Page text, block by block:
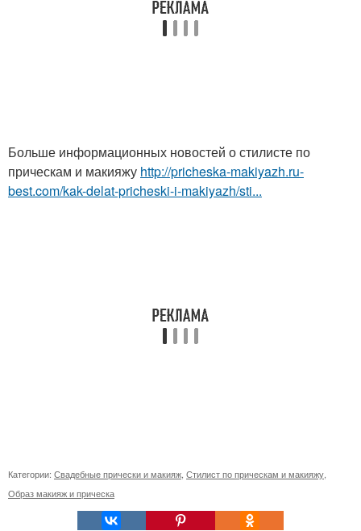
Больше информационных новостей о стилисте по
прическам и макияжу http://pricheska-makiyazh.ru-
best.com/kak-delat-pricheski-i-makiyazh/sti...
Категории: Свадебные прически и макияж Стилист по прическам и макияжу
Образ макияж и прическа